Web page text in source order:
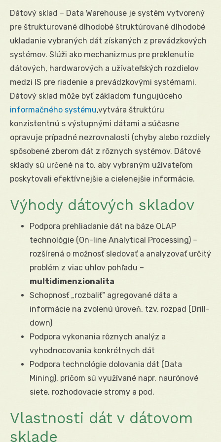
Dátový sklad – Data Warehouse je systém vytvorený
pre štrukturované dlhodobé štruktúrované dlhodobé
ukladanie vybraných dát získaných z prevádzkových
systémov. Slúži ako mechanizmus pre preklenutie
dátových, hardwarových a užívateľských rozdielov
medzi IS pre riadenie a prevádzkovými systémami.
Dátový sklad môže byť základom fungujúceho
informačného systému,vytvára štruktúru
konzistentnú s výstupnými dátami a súčasne
opravuje prípadné nezrovnalosti (chyby alebo rozdiely
spôsobené zberom dát z rôznych systémov. Dátové
sklady sú určené na to, aby vybraným užívateľom
poskytovali efektívnejšie a cielenejšie informácie.
Výhody dátových skladov
Podpora prehliadanie dát na báze OLAP
technológie (On-line Analytical Processing) –
rozšírená o možnosť sledovať a analyzovať určitý
problém z viac uhlov pohľadu –
multidimenzionalita
Schopnosť „rozbaliť“ agregované dáta a
informácie na zvolenú úroveň, tzv. rozpad (Drill-
down)
Podpora vykonania rôznych analýz a
vyhodnocovania konkrétnych dát
Podpora technológie dolovania dát (Data
Mining), pričom sú využívané napr. naurónové
siete, rozhodovacie stromy a pod.
Vlastnosti dát v dátovom
sklade